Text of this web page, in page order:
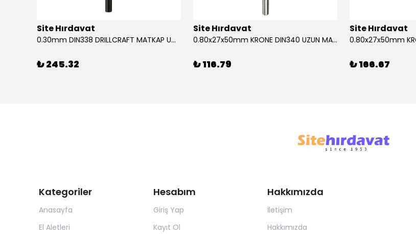
Site Hırdavat
0.30mm DIN338 DRILLCRAFT MATKAP UCU HSS 10 Adet
₺ 245.32
Site Hırdavat
0.80x27x50mm KRONE DIN340 UZUN MATKAP UCU HSS 10 Adet
₺ 116.79
Site Hırdavat
₺ 166.67
Kategoriler
Anasayfa
El Aletleri
Hesabım
Giriş Yap
Kayıt Ol
Hakkımızda
İletişim
Hakkımızda